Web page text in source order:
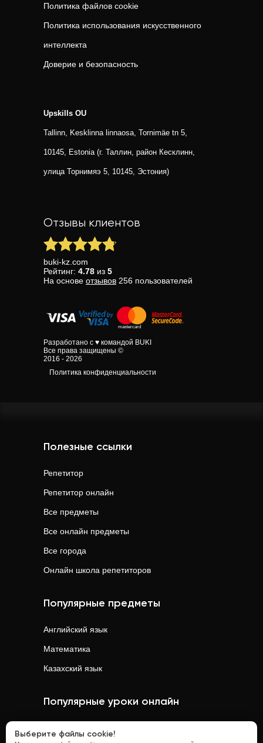
Политика файлов cookie
Политика использования искусственного
интеллекта
Доверие и безопасность
Upskills OU
Tallinn, Kesklinna linnaosa, Tornimäe tn 5,
10145, Estonia (г. Таллин, район Кесклинн,
улица Торнимяэ 5, 10145, Эстония)
Отзывы клиентов
buki-kz.com
Рейтинг: 4.78 из 5
На основе отзывов 256 пользователей
Разработано с ♥ командой BUKI
Все права защищены ©
2016 - 2026
Политика конфиденциальности
Полезные ссылки
Репетитор
Репетитор онлайн
Все предметы
Все онлайн предметы
Все города
Онлайн школа репетиторов
Популярные предметы
Английский язык
Математика
Казахский язык
Популярные уроки онлайн
Выберите файлы cookie!